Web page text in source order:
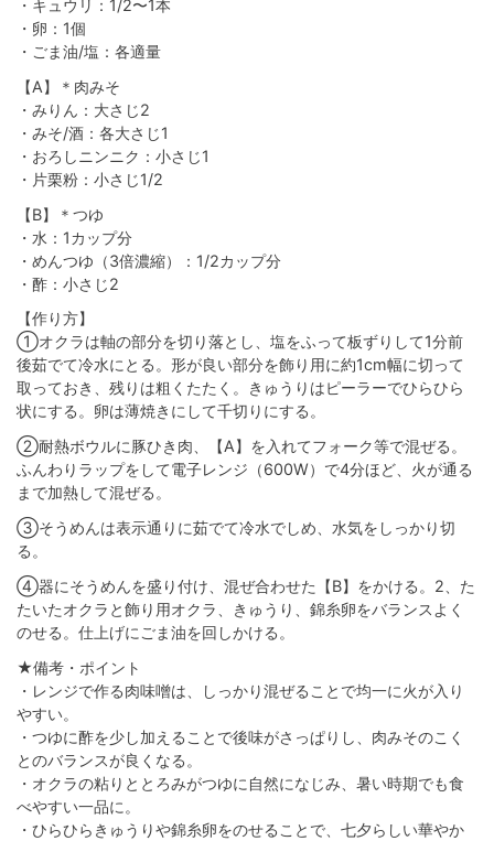
・キュウリ：1/2〜1本
・卵：1個
・ごま油/塩：各適量
【A】＊肉みそ
・みりん：大さじ2
・みそ/酒：各大さじ1
・おろしニンニク：小さじ1
・片栗粉：小さじ1/2
【B】＊つゆ
・水：1カップ分
・めんつゆ（3倍濃縮）：1/2カップ分
・酢：小さじ2
【作り方】
①オクラは軸の部分を切り落とし、塩をふって板ずりして1分前
後茹でて冷水にとる。形が良い部分を飾り用に約1cm幅に切って
取っておき、残りは粗くたたく。きゅうりはピーラーでひらひら
状にする。卵は薄焼きにして千切りにする。
②耐熱ボウルに豚ひき肉、【A】を入れてフォーク等で混ぜる。
ふんわりラップをして電子レンジ（600W）で4分ほど、火が通る
まで加熱して混ぜる。
③そうめんは表示通りに茹でて冷水でしめ、水気をしっかり切
る。
④器にそうめんを盛り付け、混ぜ合わせた【B】をかける。2、た
たいたオクラと飾り用オクラ、きゅうり、錦糸卵をバランスよく
のせる。仕上げにごま油を回しかける。
★備考・ポイント
・レンジで作る肉味噌は、しっかり混ぜることで均一に火が入り
やすい。
・つゆに酢を少し加えることで後味がさっぱりし、肉みそのこく
とのバランスが良くなる。
・オクラの粘りととろみがつゆに自然になじみ、暑い時期でも食
べやすい一品に。
・ひらひらきゅうりや錦糸卵をのせることで、七夕らしい華やか